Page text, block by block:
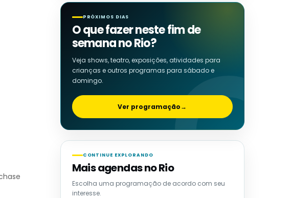
PRÓXIMOS DIAS
O que fazer neste fim de
semana no Rio?
Veja shows, teatro, exposições, atividades para
crianças e outros programas para sábado e
domingo.
Ver programação→
CONTINUE EXPLORANDO
Mais agendas no Rio
Escolha uma programação de acordo com seu
interesse.